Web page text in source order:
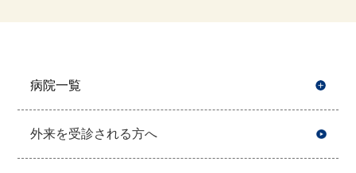
病院一覧
外来を受診される方へ